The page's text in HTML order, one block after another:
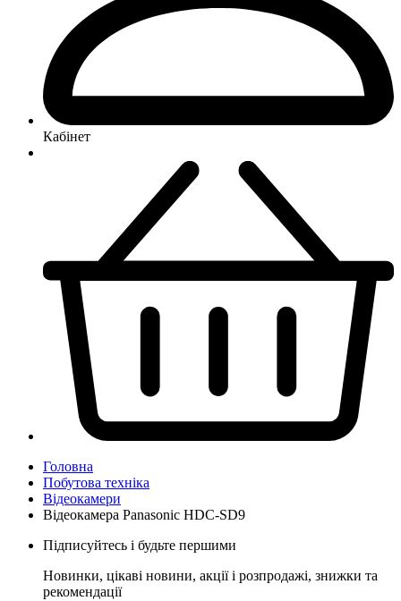
Кабінет
Головна
Побутова техніка
Відеокамери
Відеокамера Panasonic HDC-SD9
Підписуйтесь і будьте першими
Новинки, цікаві новини, акції і розпродажі, знижки та
рекомендації